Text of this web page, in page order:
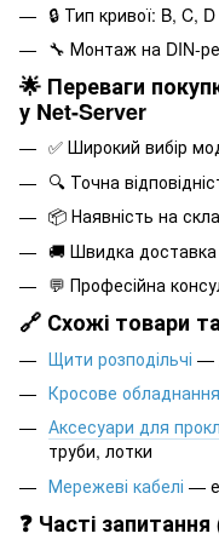
🔒 Тип кривої: B, C,
🔧 Монтаж на DIN-
🌟 Переваги
у Net-Server
✅ Широкий вибір
🔍 Точна
📦 Наявність на
🚚 Швидка доставка
💬 Професійна
🔗 Схожі товари
Щити розподільчі —
Кросове обладнання
Аксесуари для
труби, лотки
Мережеві кабелі —
❓ Часті